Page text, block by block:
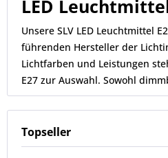
LED
Unsere SLV LED Leuchtmittel
führenden Hersteller der
Lichtfarben und Leistungen
E27 zur Auswahl. Sowohl
Topseller